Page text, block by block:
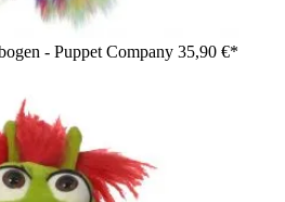
- Puppet Company 35,90 €*